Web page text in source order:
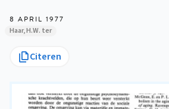
8 APRIL 1977
Haar, H.W. ter
Citeren